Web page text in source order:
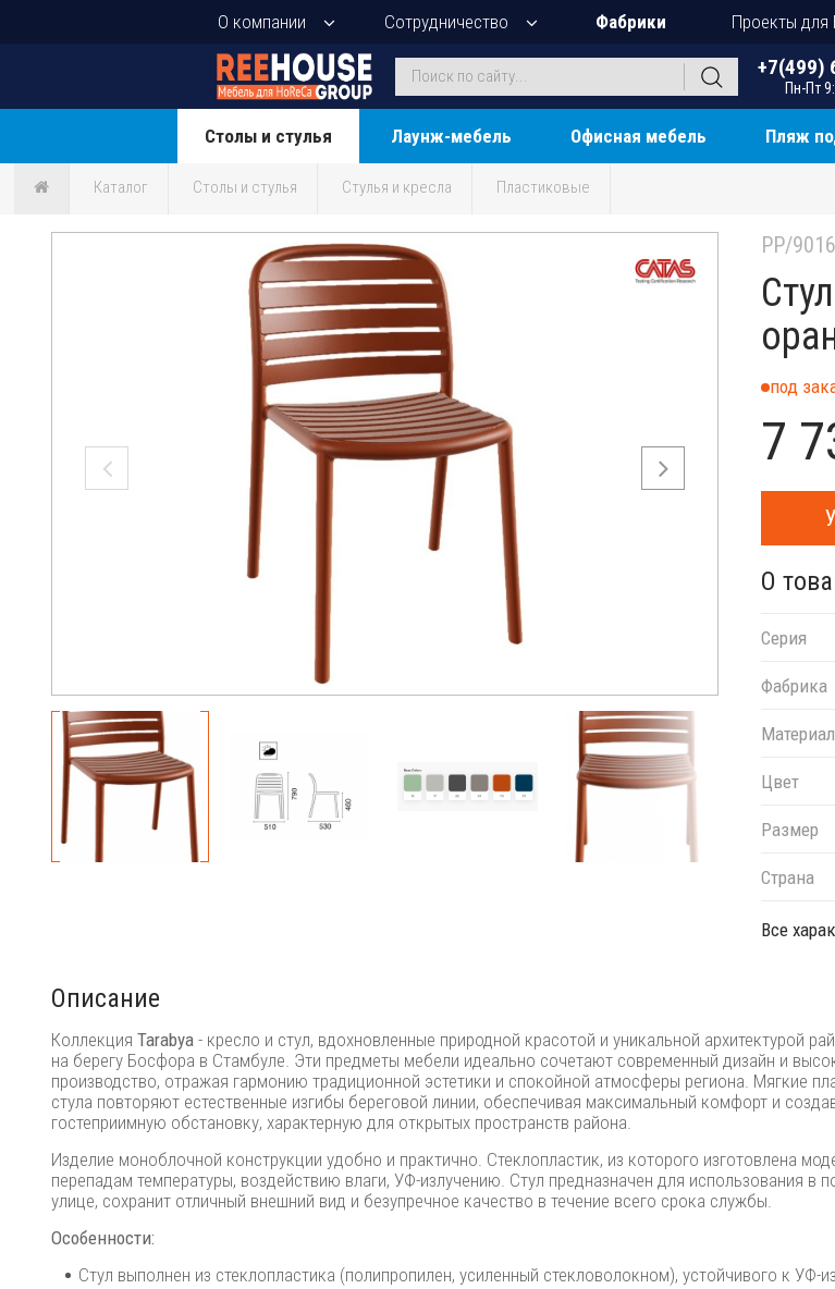
О компании Сотрудничество Фабрики Проекты для
+7(499)
Пн-Пт
Столы и стулья Лаунж-мебель Офисная мебель Пляж
Каталог Столы и стулья Стулья и кресла Пластиковые
PP/
под
7
О
Серия
Фабрика
Материал
Цвет
Размер
Страна
Все
Описание
Коллекция Tarabya - кресло и стул, вдохновленные природной красотой и уникальной архитектурой
на берегу Босфора в Стамбуле. Эти предметы мебели идеально сочетают современный дизайн и
производство, отражая гармонию традиционной эстетики и спокойной атмосферы региона. Мягкие
стула повторяют естественные изгибы береговой линии, обеспечивая максимальный комфорт и
гостеприимную обстановку, характерную для открытых пространств района.
Изделие моноблочной конструкции удобно и практично. Стеклопластик, из которого изготовлена
перепадам температуры, воздействию влаги, УФ-излучению. Стул предназначен для использования в
улице, сохранит отличный внешний вид и безупречное качество в течение всего срока службы.
Особенности:
Стул выполнен из стеклопластика (полипропилен, усиленный стекловолокном), устойчивого к УФ-